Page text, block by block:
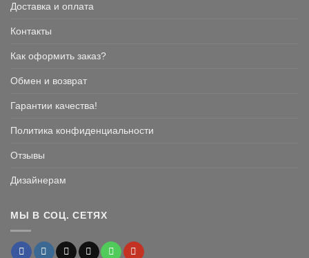
Доставка и оплата
Контакты
Как оформить заказ?
Обмен и возврат
Гарантии качества!
Политика конфиденциальности
Отзывы
Дизайнерам
МЫ В СОЦ. СЕТЯХ